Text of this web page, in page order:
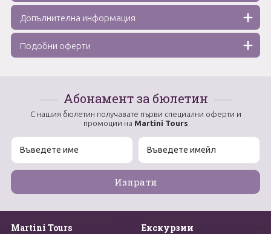
Допълнителна информация
Подобни оферти
Абонамент за бюлетин
С нашия бюлетин получавате първи специални оферти и
промоции на Martini Tours
Martini Tours Екскурзии